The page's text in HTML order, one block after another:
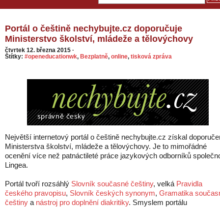
Portál o češtině nechybujte.cz doporučuje
Ministerstvo školství, mládeže a tělovýchovy
čtvrtek 12. března 2015 ·
Štítky: #openeducationwk, Bezplatně, online, tisková zpráva
Největší internetový portál o češtině nechybujte.cz získal
Ministerstva školství, mládeže a tělovýchovy. Je to mimořádné
ocenění více než patnáctileté práce jazykových odborníků
Lingea.
Portál tvoří rozsáhlý Slovník současné češtiny, velká Pravidla
českého pravopisu, Slovník českých synonym, Gramatika
češtiny a nástroj pro doplnění diakritiky. Smyslem portálu